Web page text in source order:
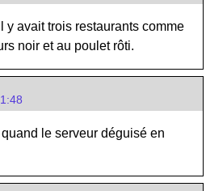
y avait trois restaurants comme
noir et au poulet rôti.
le serveur déguisé en